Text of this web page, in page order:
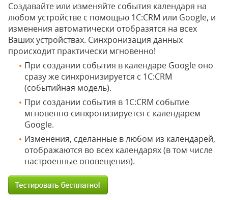
Создавайте или изменяйте события календаря на
любом устройстве с помощью 1С:CRM или Google, и
изменения автоматически отобразятся на всех
Ваших устройствах. Синхронизация данных
происходит практически мгновенно!
При создании события в календаре Google оно
сразу же синхронизируется с 1С:CRM
(событийная модель).
При создании события в 1С:CRM событие
мгновенно синхронизируется с календарем
Google.
Изменения, сделанные в любом из календарей,
отображаются во всех календарях (в том числе
настроенные оповещения).